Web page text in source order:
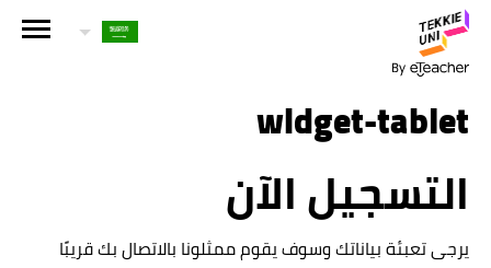
widget-tablet
التسجيل الآن
يرجى تعبئة بياناتك وسوف يقوم ممثلونا بالاتصال بك قريبًا
هل أنت مهتم بإحدى دوراتنا؟
اترك تفاصيلك وسنقوم بالتواصل معك قريباً!
الاسم الكامل لولي الأمر